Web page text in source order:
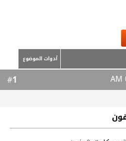
أدوات الموضوع
1